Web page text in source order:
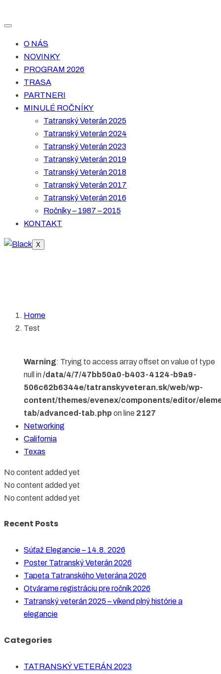
O NÁS
NOVINKY
PROGRAM 2026
TRASA
PARTNERI
MINULÉ ROČNÍKY
Tatranský Veterán 2025
Tatranský Veterán 2024
Tatranský Veterán 2023
Tatranský Veterán 2019
Tatranský Veterán 2018
Tatranský Veterán 2017
Tatranský Veterán 2016
Ročníky – 1987 – 2015
KONTAKT
X
Home
Test
Warning: Trying to access array offset on value of type
null in/data/4/7/47bb50a0-b403-4124-b9a9-
506c62b6344e/tatranskyveteran.sk/web/wp-
content/themes/evenex/components/editor/
tab/advanced-tab.php on line 2127
Networking
California
Texas
No content added yet
No content added yet
No content added yet
Recent Posts
Súťaž Elegancie – 14.8. 2026
Poster Tatranský Veterán 2026
Tapeta Tatranského Veterána 2026
Otvárame registráciu pre ročník 2026
Tatranský veterán 2025 – víkend plný histórie a
elegancie
Categories
TATRANSKÝ VETERÁN 2023